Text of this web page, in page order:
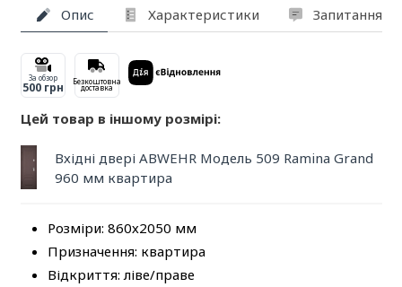
Опис Характеристики Запитання
За обзор
500 грн Безкоштовна
доставка
Цей товар в іншому розмірі:
Вхідні двері ABWEHR Модель 509 Ramina Grand
960 мм квартира
Розміри: 860х2050 мм
Призначення: квартира
Відкриття: ліве/праве